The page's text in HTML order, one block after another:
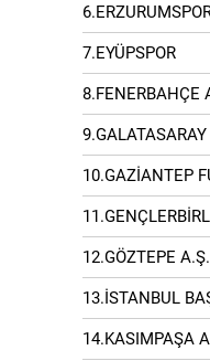
7.EYÜPSPOR
8.FENERBAHÇE
10.GAZİANTEP
12.GÖZTEPE A.Ş.
13.İSTANBUL
14.KASIMPAŞA